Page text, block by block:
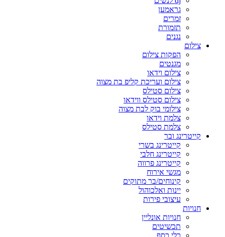
גראמען
זמרים
תזמורת
נגנים
צילום
הפקות צילום
מגנטים
צילום וידאו
צילום ועריכת קליפ בת מצוה
צילום סטילס
צילום סטילס ווידאו
צילומי בוק לבת מצוה
צלמת וידאו
צלמת סטילס
קייטרינג ובר
קייטרינג בשרי
קייטרינג חלבי
קייטרינג פרווה
מגשי אירוח
קינוחים/בר מתוקים
יינות ואלכוהול
עיצובי פירות
חנויות
חנויות אונליין
תכשיטים
כלי כסף